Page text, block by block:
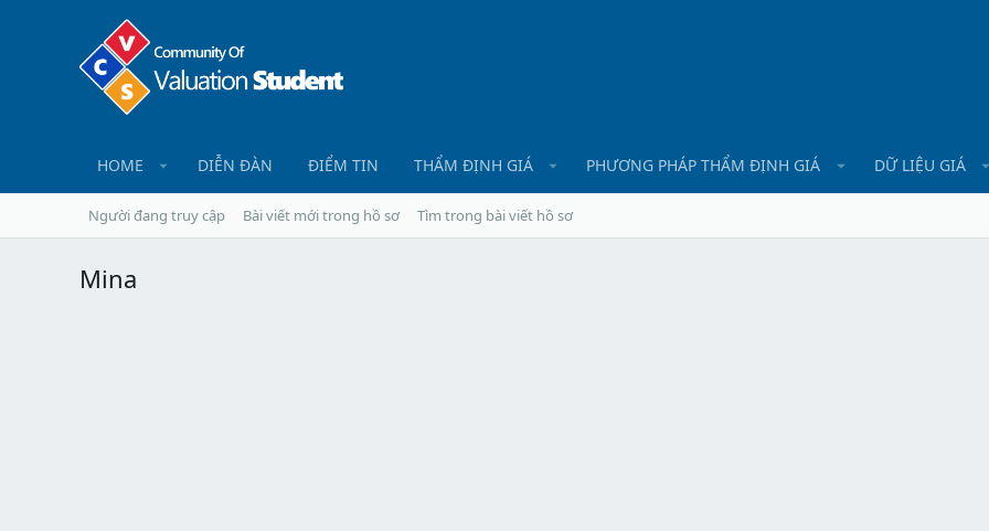
HOME DIỄN ĐÀN ĐIỂM TIN THẨM ĐỊNH GIÁ PHƯƠNG PHÁP THẨM ĐỊNH GIÁ DỮ LIỆU GIÁ
Người đang truy cập Bài viết mới trong hồ sơ Tìm trong bài viết hồ sơ
Mina